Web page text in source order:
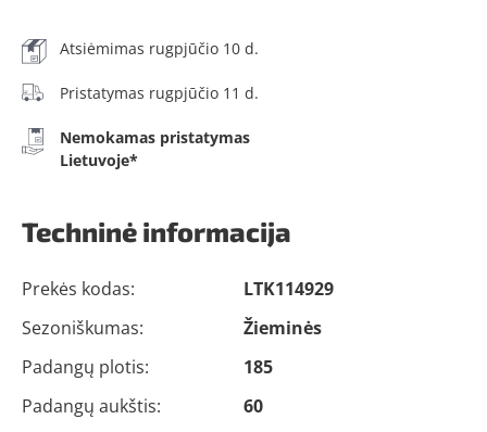
Atsiėmimas rugpjūčio 10 d.
Pristatymas rugpjūčio 11 d.
Nemokamas pristatymas
Lietuvoje*
Techninė informacija
Prekės kodas:
LTK114929
Sezoniškumas:
Žieminės
Padangų plotis:
185
Padangų aukštis:
60